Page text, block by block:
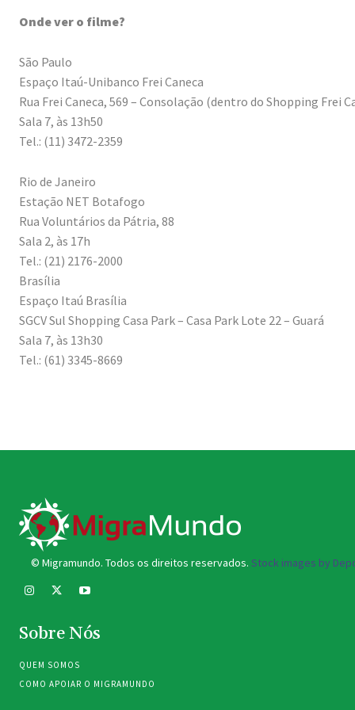
Onde ver o filme?
São Paulo
Espaço Itaú-Unibanco Frei Caneca
Rua Frei Caneca, 569 – Consolação (dentro do Shopping Frei
Sala 7, às 13h50
Tel.: (11) 3472-2359
Rio de Janeiro
Estação NET Botafogo
Rua Voluntários da Pátria, 88
Sala 2, às 17h
Tel.: (21) 2176-2000
Brasília
Espaço Itaú Brasília
SGCV Sul Shopping Casa Park – Casa Park Lote 22 – Guará
Sala 7, às 13h30
Tel.: (61) 3345-8669
© Migramundo. Todos os direitos reservados. Stock images by
Sobre Nós
QUEM SOMOS
COMO APOIAR O MIGRAMUNDO